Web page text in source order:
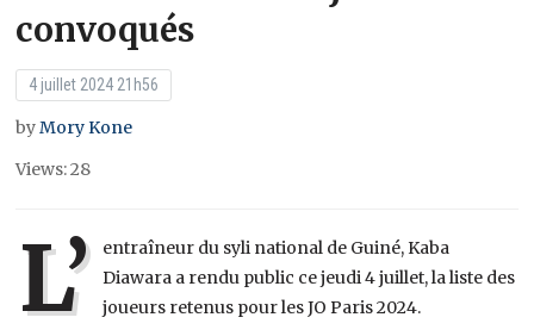
convoqués
4 juillet 2024 21h56
byMory Kone
Views: 28
L’
entraîneur du syli national de Guiné, Kaba
Diawara a rendu public ce jeudi 4 juillet, la liste des
joueurs retenus pour les JO Paris 2024.